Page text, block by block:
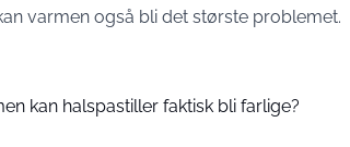
varmen også bli det største problemet.
kan halspastiller faktisk bli farlige?